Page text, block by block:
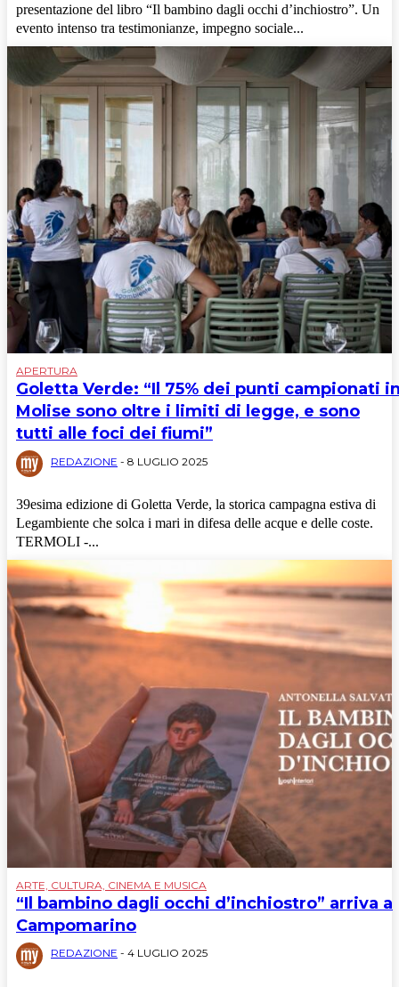
presentazione del libro “Il bambino dagli occhi d’inchiostro”. Un
evento intenso tra testimonianze, impegno sociale...
APERTURA
Goletta Verde: “Il 75% dei punti campionati
Molise sono oltre i limiti di legge, e sono
tutti alle foci dei fiumi”
REDAZIONE - 8 LUGLIO 2025
39esima edizione di Goletta Verde, la storica campagna estiva di
Legambiente che solca i mari in difesa delle acque e delle coste.
TERMOLI -...
ARTE, CULTURA, CINEMA E MUSICA
“Il bambino dagli occhi d’inchiostro” arriva a
Campomarino
REDAZIONE - 4 LUGLIO 2025